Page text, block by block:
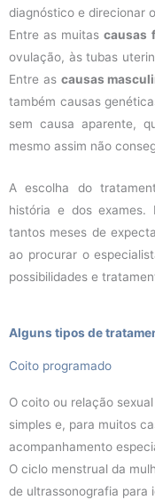
diagnóstico e direcionar
Entre as muitascausas
ovulação, às tubas
Entre as causas
também causas
sem causa aparente,
mesmo assim não
A escolha do
história e dos exames.
tantos meses de
ao procurar o
possibilidades e
Alguns tipos de
Coito programado
O coito ou relação
simples e, para muitos
acompanhamento
O ciclo menstrual da
de ultrassonografia para